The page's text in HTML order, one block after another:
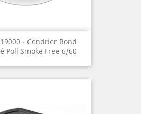
- Cendrier Rond
Poli Smoke Free 6/60